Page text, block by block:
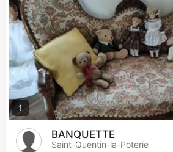
1
BANQUETTE
Saint-Quentin-la-Poterie